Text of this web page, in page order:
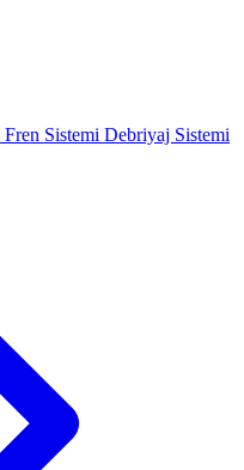
Fren Sistemi Debriyaj Sistemi